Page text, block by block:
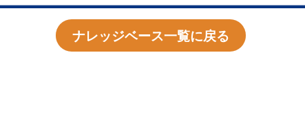
ナレッジベース一覧に戻る